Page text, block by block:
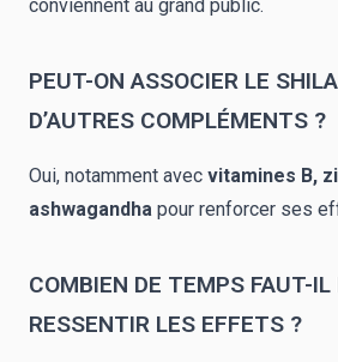
conviennent au grand public.
PEUT-ON ASSOCIER LE
D’AUTRES COMPLÉMENTS ?
Oui, notamment avec vitamines B,
ashwagandha pour renforcer ses
COMBIEN DE TEMPS FAUT-IL
RESSENTIR LES EFFETS ?